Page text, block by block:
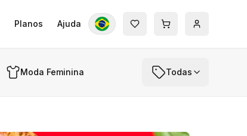
Planos Ajuda
Moda Feminina Todas